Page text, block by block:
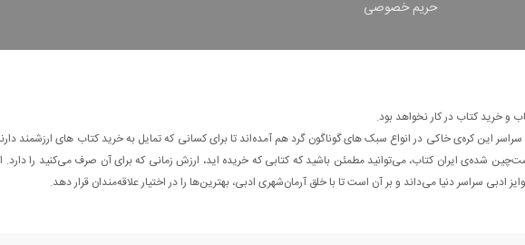
حریم خصوصی
و خرید کتاب در کار نخواهد بود.
این کره‌ی خاکی در انواع سبک های گوناگون گرد هم آمده‌اند تا برای کسانی که تمایل به خرید کتاب های ارزشمند
شده‌ی ایران کتاب، می‌توانید مطمئن باشید که کتابی که خریده اید، ارزش زمانی که برای آن صرف می‌کنید را دارد.
ادبی سراسر دنیا می‌داند و بر آن است تا با خلق آرمان‌شهری ادبی، بهترین‌ها را در اختیار علاقه‌مندان قرار دهد.